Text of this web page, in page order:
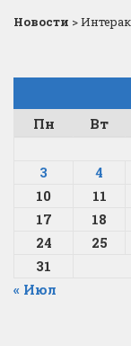
Новости >
Пн
Вт
3
4
10
11
17
18
24
25
31
« Июл